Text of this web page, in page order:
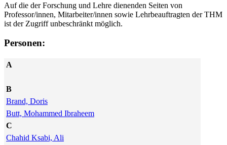
Auf die der Forschung und Lehre dienenden Seiten von
Professor/innen, Mitarbeiter/innen sowie Lehrbeauftragten der THM
ist der Zugriff unbeschränkt möglich.
Personen:
A
B
Brand, Doris
Butt, Mohammed Ibraheem
C
Chahid Ksabi, Ali